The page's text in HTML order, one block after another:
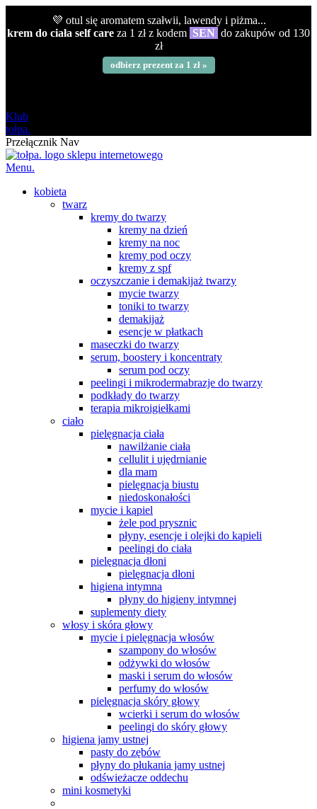
💜 otul się aromatem szałwii, lawendy i piżma...
krem do ciała self care za 1 zł z kodem SEN do zakupów od 130
zł
odbierz prezent za 1 zł »
Klub
tołpa.
Przełącznik Nav
Menu.
kobieta
twarz
kremy do twarzy
kremy na dzień
kremy na noc
kremy pod oczy
kremy z spf
oczyszczanie i demakijaż twarzy
mycie twarzy
toniki to twarzy
demakijaż
esencje w płatkach
maseczki do twarzy
serum, boostery i koncentraty
serum pod oczy
peelingi i mikrodermabrazje do twarzy
podkłady do twarzy
terapia mikroigiełkami
ciało
pielęgnacja ciała
nawilżanie ciała
cellulit i ujędrnianie
dla mam
pielęgnacja biustu
niedoskonałości
mycie i kąpiel
żele pod prysznic
płyny, esencje i olejki do kąpieli
peelingi do ciała
pielęgnacja dłoni
pielęgnacja dłoni
higiena intymna
płyny do higieny intymnej
suplementy diety
włosy i skóra głowy
mycie i pielęgnacja włosów
szampony do włosów
odżywki do włosów
maski i serum do włosów
perfumy do włosów
pielęgnacja skóry głowy
wcierki i serum do włosów
peelingi do skóry głowy
higiena jamy ustnej
pasty do zębów
płyny do płukania jamy ustnej
odświeżacze oddechu
mini kosmetyki